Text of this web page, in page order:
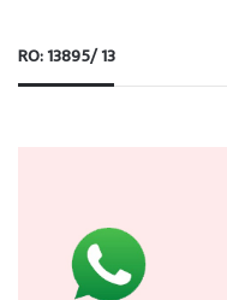
RO: 13895/ 13